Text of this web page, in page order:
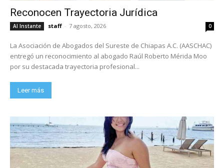
Reconocen Trayectoria Jurídica
Al Instante staff - 7 agosto, 2026 0
La Asociación de Abogados del Sureste de Chiapas A.C. (AASCHAC)
entregó un reconocimiento al abogado Raúl Roberto Mérida Moo
por su destacada trayectoria profesional...
Leer más